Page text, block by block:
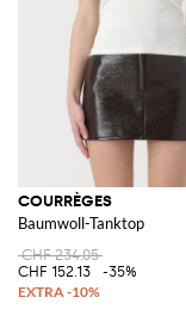
COURRÈGES
Baumwoll-Tanktop
CHF 234.05
CHF 152.13
-35%